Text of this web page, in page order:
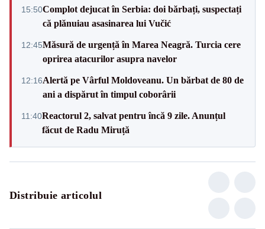
15:50Complot dejucat în Serbia: doi bărbați, suspectați
că plănuiau asasinarea lui Vučić
12:45Măsură de urgență în Marea Neagră. Turcia cere
oprirea atacurilor asupra navelor
12:16Alertă pe Vârful Moldoveanu. Un bărbat de 80 de
ani a dispărut în timpul coborârii
11:40Reactorul 2, salvat pentru încă 9 zile. Anunțul
făcut de Radu Miruță
Distribuie articolul